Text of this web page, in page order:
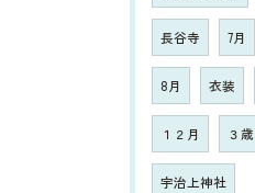
長谷寺 7月
8月 衣装
１２月 ３歳
宇治上神社